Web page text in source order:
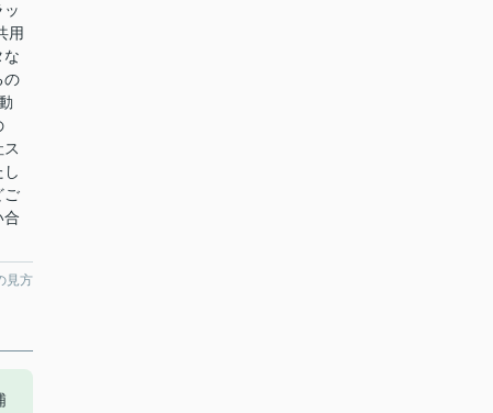
用
な
の
ご
合
見方